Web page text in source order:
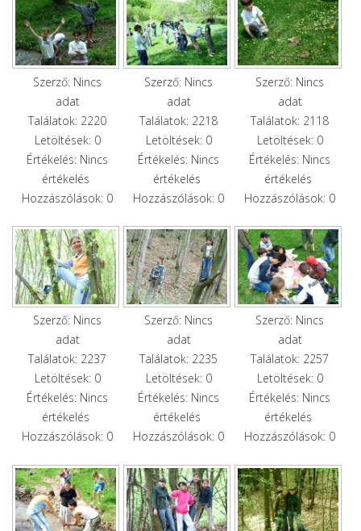
Szerző: Nincs
adat
Találatok: 2220
Letöltések: 0
Értékelés: Nincs
értékelés
Hozzászólások: 0
Szerző: Nincs
adat
Találatok: 2218
Letöltések: 0
Értékelés: Nincs
értékelés
Hozzászólások: 0
Szerző: Nincs
adat
Találatok: 2118
Letöltések: 0
Értékelés: Nincs
értékelés
Hozzászólások: 0
Szerző: Nincs
adat
Találatok: 2237
Letöltések: 0
Értékelés: Nincs
értékelés
Hozzászólások: 0
Szerző: Nincs
adat
Találatok: 2235
Letöltések: 0
Értékelés: Nincs
értékelés
Hozzászólások: 0
Szerző: Nincs
adat
Találatok: 2257
Letöltések: 0
Értékelés: Nincs
értékelés
Hozzászólások: 0